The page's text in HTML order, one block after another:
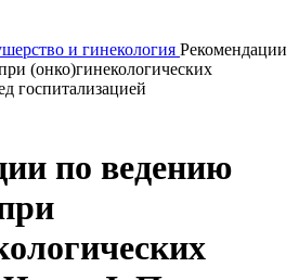
и гинекология Рекомендации
(онко)гинекологических
госпитализацией
по ведению